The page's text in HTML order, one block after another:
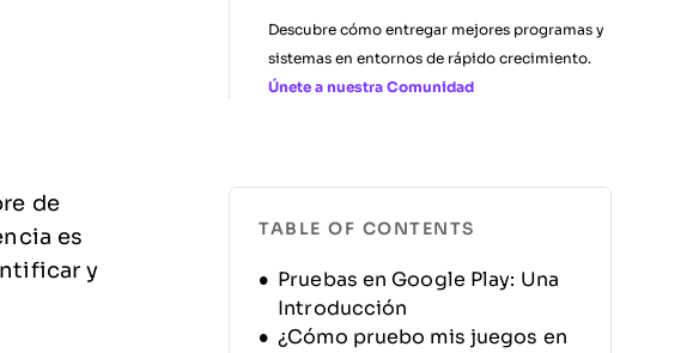
Descubre cómo entregar mejores programas y
sistemas en entornos de rápido crecimiento.
Únete a nuestra Comunidad
de
es
y
TABLE OF CONTENTS
Pruebas en Google Play: Una
Introducción
¿Cómo pruebo mis juegos en